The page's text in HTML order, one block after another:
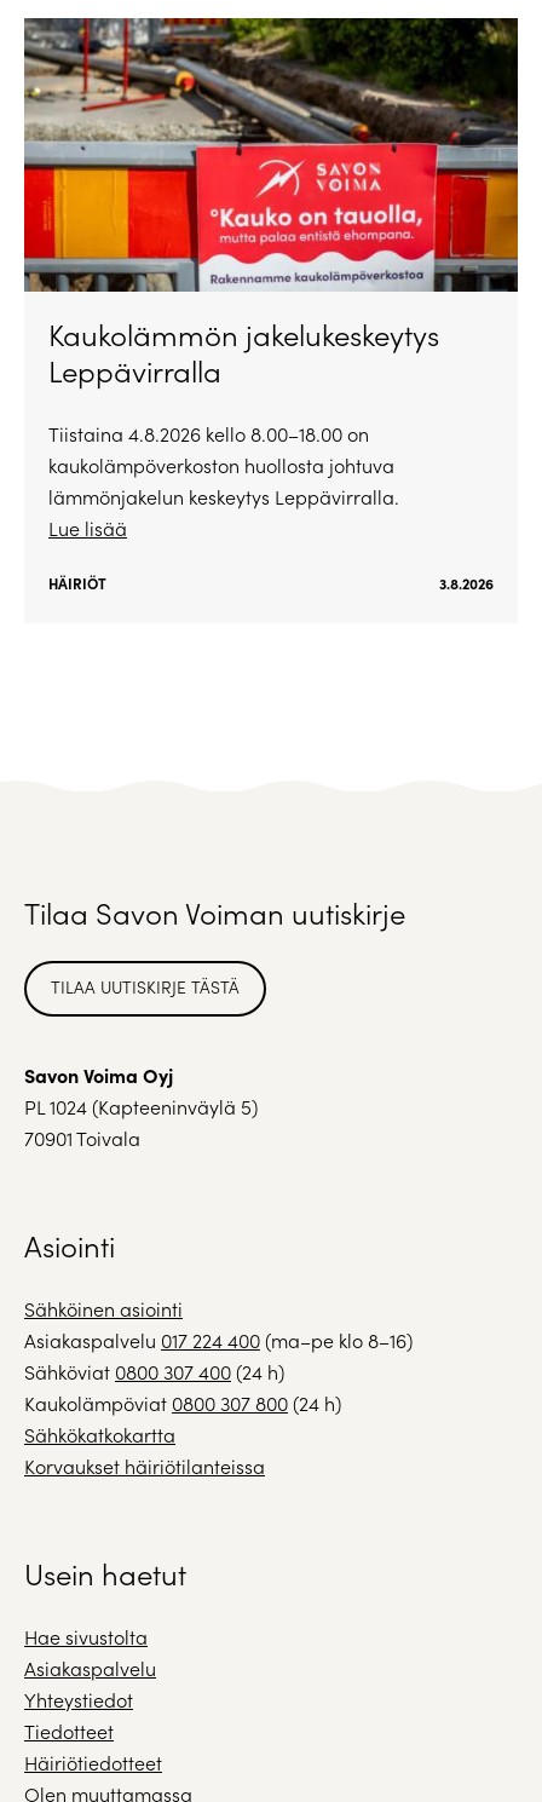
Kaukolämmön jakelukeskeytys
Leppävirralla
Tiistaina 4.8.2026 kello 8.00–18.00 on
kaukolämpöverkoston huollosta johtuva
lämmönjakelun keskeytys Leppävirralla.
Lue lisää
HÄIRIÖT 3.8.2026
Tilaa Savon Voiman uutiskirje
TILAA UUTISKIRJE TÄSTÄ
Savon Voima Oyj
PL 1024 (Kapteeninväylä 5)
70901 Toivala
Asiointi
Sähköinen asiointi
Asiakaspalvelu 017 224 400(ma–pe klo 8–16)
Sähköviat 0800 307 400(24 h)
Kaukolämpöviat 0800 307 800(24 h)
Sähkökatkokartta
Korvaukset häiriötilanteissa
Usein haetut
Hae sivustolta
Asiakaspalvelu
Yhteystiedot
Tiedotteet
Häiriötiedotteet
Olen muuttamassa